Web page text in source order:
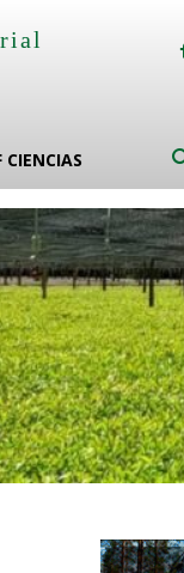
CIENCIAS